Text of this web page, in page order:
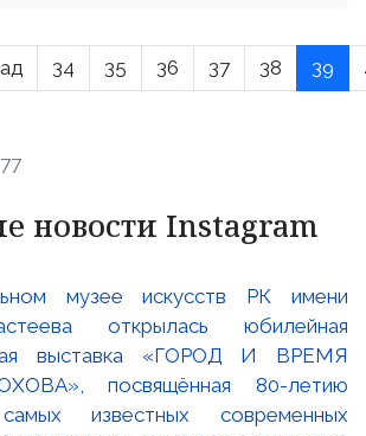
34 35 36 37 38 39
новости Instagram